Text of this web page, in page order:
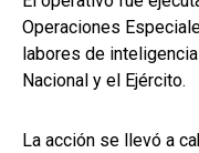
Operaciones
labores de
Nacional y el Ejército.
La acción se llevó a